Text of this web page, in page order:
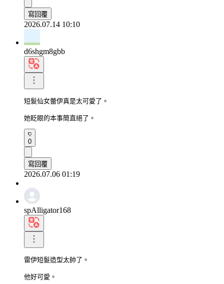
寫回覆
2026.07.14 10:10
d6shgm8gbb
短髮仙女蕾伊真是太可愛了。
她眨眼的本事簡直絕了。
0
寫回覆
2026.07.06 01:19
spAlligator168
雷伊短髮造型太帥了。
他好可愛。